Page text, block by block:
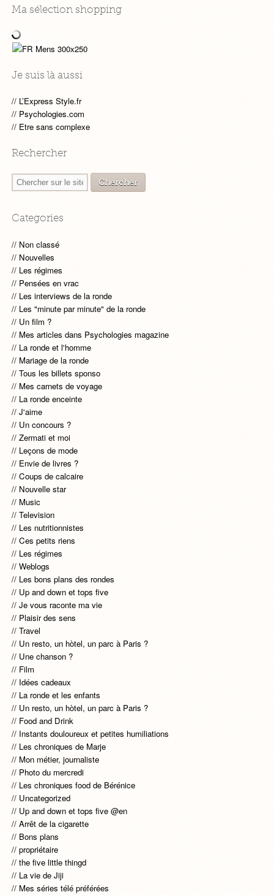
Ma sélection shopping
Je suis là aussi
L’Express Style.fr
Psychologies.com
Etre sans complexe
Rechercher
Categories
Non classé
Nouvelles
Les régimes
Pensées en vrac
Les interviews de la ronde
Les "minute par minute" de la ronde
Un film ?
Mes articles dans Psychologies magazine
La ronde et l'homme
Mariage de la ronde
Tous les billets sponso
Mes carnets de voyage
La ronde enceinte
J'aime
Un concours ?
Zermati et moi
Leçons de mode
Envie de livres ?
Coups de calcaire
Nouvelle star
Music
Television
Les nutritionnistes
Ces petits riens
Les régimes
Weblogs
Les bons plans des rondes
Up and down et tops five
Je vous raconte ma vie
Plaisir des sens
Travel
Un resto, un hòtel, un parc à Paris ?
Une chanson ?
Film
Idées cadeaux
La ronde et les enfants
Un resto, un hòtel, un parc à Paris ?
Food and Drink
Instants douloureux et petites humiliations
Les chroniques de Marje
Mon métier, journaliste
Photo du mercredi
Les chroniques food de Bérénice
Uncategorized
Up and down et tops five @en
Arrêt de la cigarette
Bons plans
propriétaire
the five little thingd
La vie de Jiji
Mes séries télé préférées